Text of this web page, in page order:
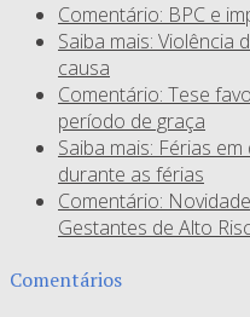
Comentário: BPC e
Saiba mais: Violência
causa
Comentário: Tese
período de graça
Saiba mais: Férias
durante as férias
Comentário:
Gestantes de Alto
Comentários